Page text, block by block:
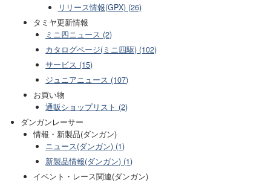
リリース情報(GPX) (26)
タミヤ更新情報
ミニ四ニュース (2)
カタログページ(ミニ四駆) (102)
サービス (15)
ジュニアニュース (107)
お買い物
通販ショップリスト (2)
ダンガンレーサー
情報・新製品(ダンガン)
ニュース(ダンガン) (1)
新製品情報(ダンガン) (1)
イベント・レース関連(ダンガン)